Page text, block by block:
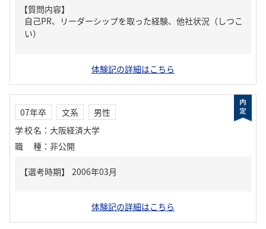
【質問内容】
自己PR、リーダーシップを取った経験、他社状況（しつこ
い）
体験記の詳細はこちら
07年卒 文系
男性
学校名 ： 大阪経済大学
職種 ： 非公開
体験記の詳細はこちら